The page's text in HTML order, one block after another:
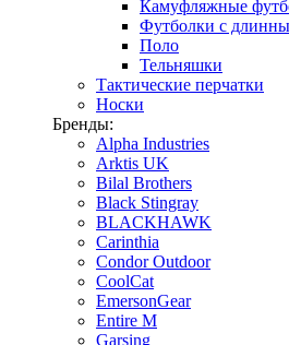
Камуфляжные
Футболки с
Поло
Тельняшки
Тактические перчатки
Носки
Бренды:
Alpha Industries
Arktis UK
Bilal Brothers
Black Stingray
BLACKHAWK
Carinthia
Condor Outdoor
CoolCat
EmersonGear
Entire M
Garsing